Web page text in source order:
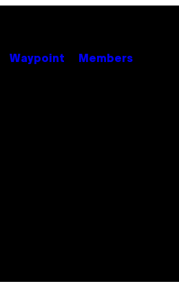
Waypoint Members